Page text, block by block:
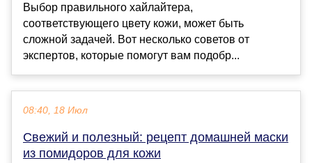
Выбор правильного хайлайтера,
соответствующего цвету кожи, может быть
сложной задачей. Вот несколько советов от
экспертов, которые помогут вам подобр...
08:40, 18 Июл
Свежий и полезный: рецепт домашней маски
из помидоров для кожи